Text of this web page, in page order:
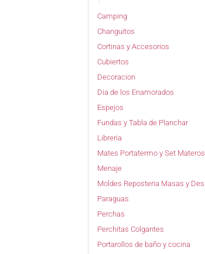
Camping
Changuitos
Cortinas y Accesorios
Cubiertos
Decoracion
Dia de los Enamorados
Espejos
Fundas y Tabla de Planchar
Libreria
Mates Portatermo y Set Materos
Menaje
Moldes Reposteria Masas y Des
Paraguas
Perchas
Perchitas Colgantes
Portarollos de baño y cocina